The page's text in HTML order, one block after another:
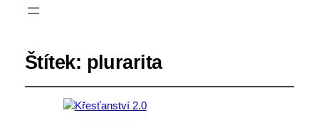
Štítek: plurarita